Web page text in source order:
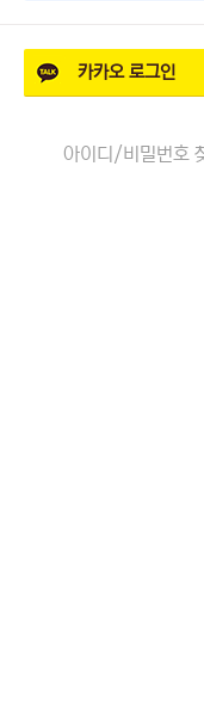
카카오로그인
아이디/비밀번호